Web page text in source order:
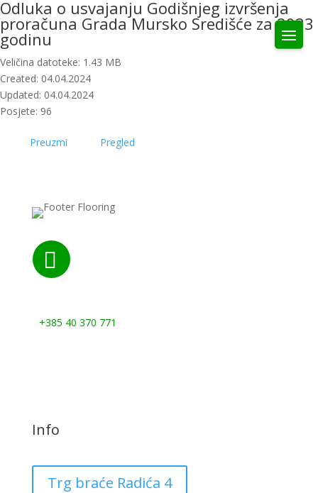
Odluka o usvajanju Godišnjeg izvršenja
proračuna Grada Mursko Središće za 2023
godinu
Veličina datoteke: 1.43 MB
Created: 04.04.2024
Updated: 04.04.2024
Posjete: 96
Preuzmi Pregled

+385 40 370 771
Info
Trg braće Radića 4